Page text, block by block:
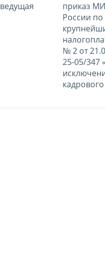
ведущая
приказ
России по
№ 2 от
25-05/347